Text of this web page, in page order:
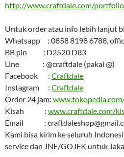
http://www.craftdale.com/portfolio
Untuk order atau info lebih lanjut
Whatsapp : 0858 8198 6788,
BB pin : D2520 D83
Line : @craftdale (pakai @)
Facebook : Craftdale
Instagram : Craftdale
Order 24 jam:
Kisah : www.craftdale.com/
Email :
Kami bisa kirim ke seluruh
service dan JNE/GOJEK untuk